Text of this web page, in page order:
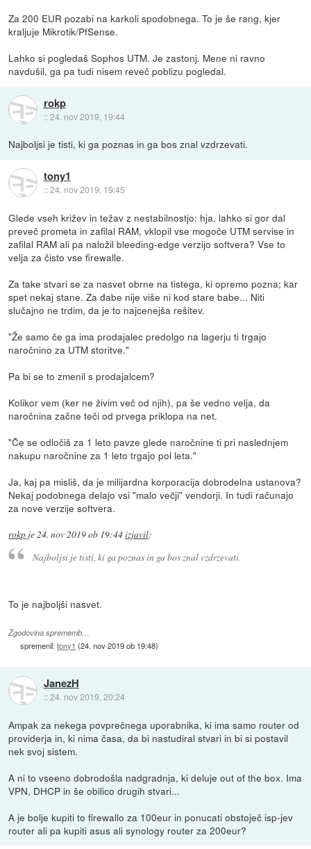
Za 200 EUR pozabi na karkoli spodobnega. To je še rang, kjer
kraljuje Mikrotik/PfSense.
Lahko si pogledaš Sophos UTM. Je zastonj. Mene ni ravno
navdušil, ga pa tudi nisem reveč poblizu pogledal.
rokp
::24. nov 2019, 19:44
Najboljsi je tisti, ki ga poznas in ga bos znal vzdrzevati.
tony1
::24. nov 2019, 19:45
Glede vseh križev in težav z nestabilnostjo: hja, lahko si gor dal
preveč prometa in zafilal RAM, vklopil vse mogoče UTM servise in
zafilal RAM ali pa naložil bleeding-edge verzijo softvera? Vse to
velja za čisto vse firewalle.
Za take stvari se za nasvet obrne na tistega, ki opremo pozna; kar
spet nekaj stane. Za đabe nije više ni kod stare babe... Niti
slučajno ne trdim, da je to najcenejša rešitev.
"Že samo če ga ima prodajalec predolgo na lagerju ti trgajo
naročnino za UTM storitve."
Pa bi se to zmenil s prodajalcem?
Kolikor vem (ker ne živim več od njih), pa še vedno velja, da
naročnina začne teči od prvega priklopa na net.
"Če se odločiš za 1 leto pavze glede naročnine ti pri naslednjem
nakupu naročnine za 1 leto trgajo pol leta."
Ja, kaj pa misliš, da je milijardna korporacija dobrodelna ustanova?
Nekaj podobnega delajo vsi "malo večji" vendorji. In tudi računajo
za nove verzije softvera.
rokp je 24. nov 2019 ob 19:44izjavil:
Najboljsi je tisti, ki ga poznas in ga bos znal vzdrzevati.
To je najboljši nasvet.
Zgodovina sprememb…
spremenil:tony1 (24. nov 2019 ob 19:48)
JanezH
::24. nov 2019, 20:24
Ampak za nekega povprečnega uporabnika, ki ima samo router od
providerja in, ki nima časa, da bi nastudiral stvari in bi si postavil
nek svoj sistem.
A ni to vseeno dobrodošla nadgradnja, ki deluje out of the box. Ima
VPN, DHCP in še obilico drugih stvari...
A je bolje kupiti to firewallo za 100eur in ponucati obstoječ isp-jev
router ali pa kupiti asus ali synology router za 200eur?